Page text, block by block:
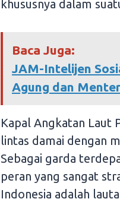
khususnya dalam
Baca Juga:
JAM-Intelijen
Agung dan
Kapal Angkatan Laut
lintas damai dengan
Sebagai garda
peran yang sangat
Indonesia adalah